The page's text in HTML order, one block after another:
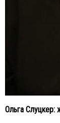
Ольга Слуцкер: